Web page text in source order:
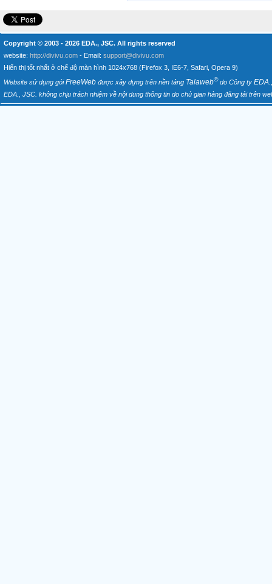
Copyright © 2003 - 2026 EDA., JSC. All rights reserved
website: http://divivu.com - Email: support@divivu.com
Hiển thị tốt nhất ở chế độ màn hình 1024x768 (Firefox 3, IE6-7, Safari, Opera 9)
Website sử dụng góiFreeWeb được xây dựng trên nền tảng Talaweb©do Công ty
EDA., JSC. không chịu trách nhiệm về nội dung thông tin do chủ gian hàng đăng tải trên